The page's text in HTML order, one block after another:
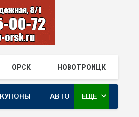
ОРСК НОВОТРОИЦК
КУПОНЫ АВТО ЕЩЕ expand_more